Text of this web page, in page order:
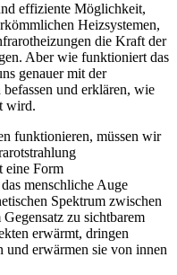
effiziente Möglichkeit,
Heizsystemen,
die Kraft der
Aber wie funktioniert das
genauer mit der
und erklären, wie
wird.
funktionieren, müssen wir
eine Form
menschliche Auge
Spektrum zwischen
zu sichtbarem
erwärmt, dringen
erwärmen sie von innen